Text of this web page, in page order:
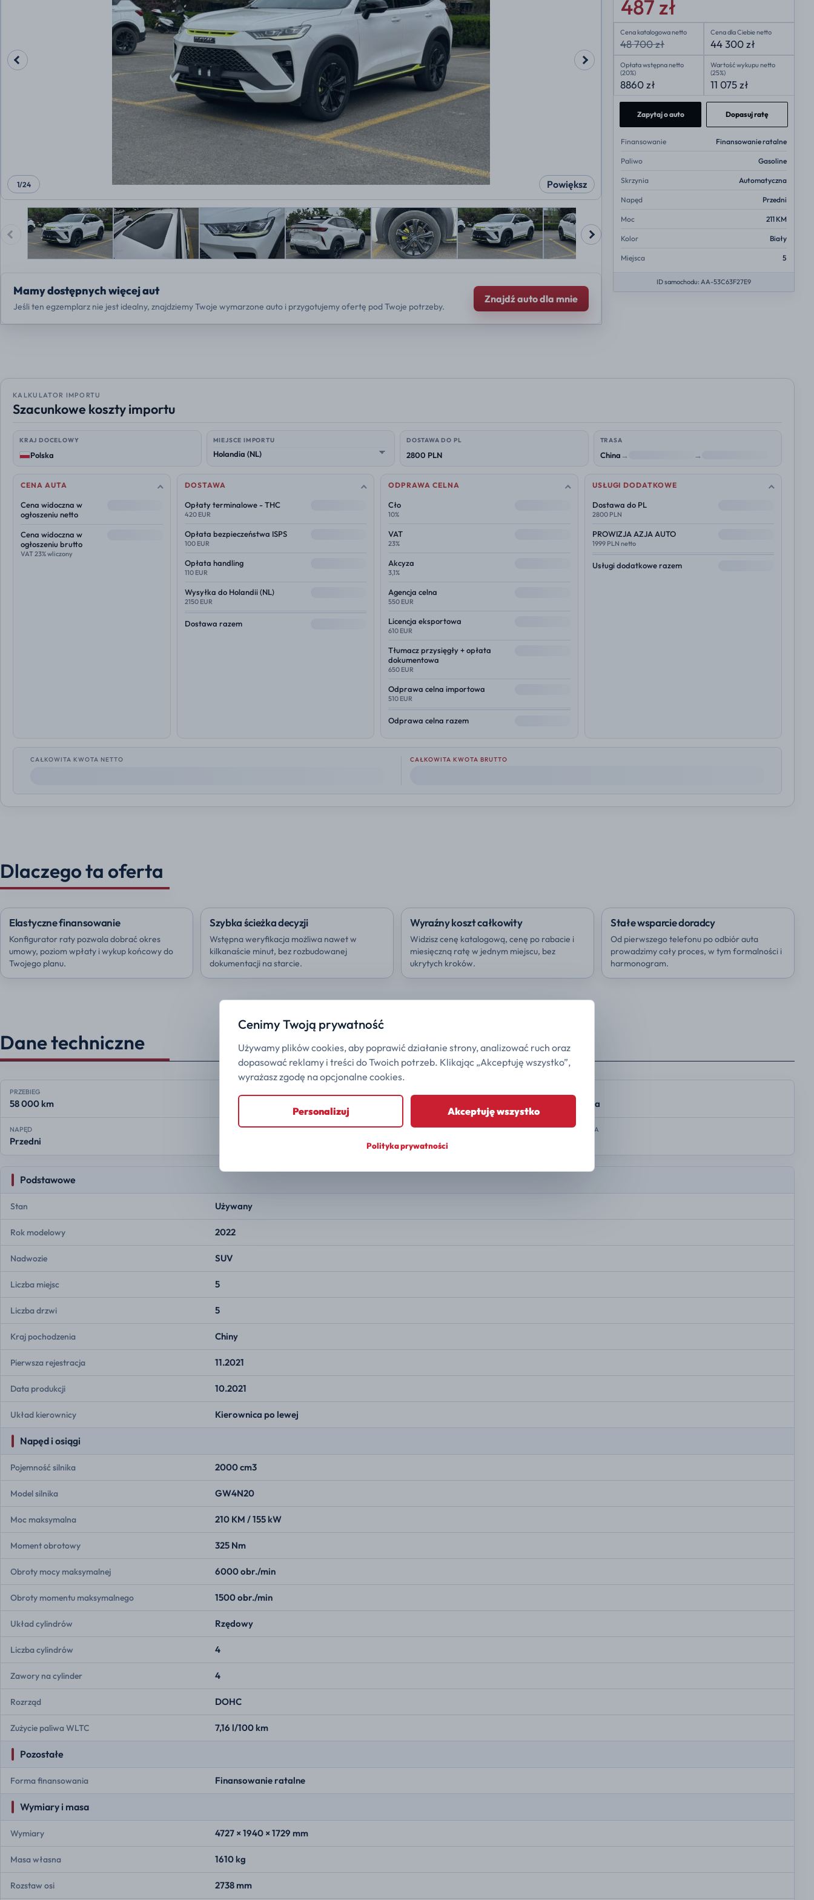
Powiększ
1/24
Mamy dostępnych więcej aut
Jeśli ten egzemplarz nie jest idealny, znajdziemy Twoje wymarzone auto i przygotujemy ofertę pod Twoje potrzeby.
Znajdź auto dla mnie
487 zł
Cena katalogowa netto
48 700 zł
Cena dla Ciebie netto
44 300 zł
Opłata wstępna netto
(20%)
8860 zł
Wartość wykupu netto
(25%)
11 075 zł
Zapytaj o auto Dopasuj ratę
Finansowanie Finansowanie ratalne
Paliwo Gasoline
Skrzynia Automatyczna
Napęd Przedni
Moc 211 KM
Kolor Biały
Miejsca 5
ID samochodu: AA-53C63F27E9
KALKULATOR IMPORTU
Szacunkowe koszty importu
KRAJ DOCELOWY
Polska
MIEJSCE IMPORTU DOSTAWA DO PL
2800 PLN
TRASA
China→ →
CENA AUTA
Cena widoczna w
ogłoszeniu netto
Cena widoczna w
ogłoszeniu brutto
VAT 23% wliczony
DOSTAWA
Opłaty terminalowe - THC
420 EUR
Opłata bezpieczeństwa ISPS
100 EUR
Opłata handling
110 EUR
Wysyłka do Holandii (NL)
2150 EUR
Dostawa razem
ODPRAWA CELNA
Cło
10%
VAT
23%
Akcyza
3,1%
Agencja celna
550 EUR
Licencja eksportowa
610 EUR
Tłumacz przysięgły + opłata
dokumentowa
650 EUR
Odprawa celna importowa
510 EUR
Odprawa celna razem
USŁUGI DODATKOWE
Dostawa do PL
2800 PLN
PROWIZJA AZJA AUTO
1999 PLN netto
Usługi dodatkowe razem
CAŁKOWITA KWOTA NETTO CAŁKOWITA KWOTA BRUTTO
Dlaczego ta oferta
Elastyczne finansowanie
Konfigurator raty pozwala dobrać okres
umowy, poziom wpłaty i wykup końcowy do
Twojego planu.
Szybka ścieżka decyzji
Wstępna weryfikacja możliwa nawet w
kilkanaście minut, bez rozbudowanej
dokumentacji na starcie.
Wyraźny koszt całkowity
Widzisz cenę katalogową, cenę po rabacie i
miesięczną ratę w jednym miejscu, bez
ukrytych kroków.
Stałe wsparcie doradcy
Od pierwszego telefonu po odbiór auta
prowadzimy cały proces, w tym formalności i
harmonogram.
Dane techniczne
PRZEBIEG
58 000 km Automatyczna
NAPĘD
Przedni
MOC KOLOR NADWOZIA
Podstawowe
Stan Używany
Rok modelowy 2022
Nadwozie SUV
Liczba miejsc 5
Liczba drzwi 5
Kraj pochodzenia Chiny
Pierwsza rejestracja 11.2021
Data produkcji 10.2021
Układ kierownicy Kierownica po lewej
Napęd i osiągi
Pojemność silnika 2000 cm3
Model silnika GW4N20
Moc maksymalna 210 KM / 155 kW
Moment obrotowy 325 Nm
Obroty mocy maksymalnej 6000 obr./min
Obroty momentu maksymalnego 1500 obr./min
Układ cylindrów Rzędowy
Liczba cylindrów 4
Zawory na cylinder 4
Rozrząd DOHC
Zużycie paliwa WLTC 7,16 l/100 km
Pozostałe
Forma finansowania Finansowanie ratalne
Wymiary i masa
Wymiary 4727 × 1940 × 1729 mm
Masa własna 1610 kg
Rozstaw osi 2738 mm
Cenimy Twoją prywatność
Używamy plików cookies, aby poprawić działanie strony, analizować ruch oraz
dopasować reklamy i treści do Twoich potrzeb. Klikając „Akceptuję wszystko”,
wyrażasz zgodę na opcjonalne cookies.
Personalizuj Akceptuję wszystko
Polityka prywatności